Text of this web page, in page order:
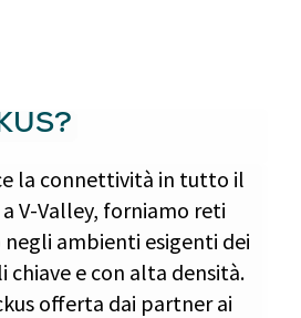
la connettività in tutto il
V-Valley, forniamo reti
ambienti esigenti dei
e con alta densità.
offerta dai partner ai